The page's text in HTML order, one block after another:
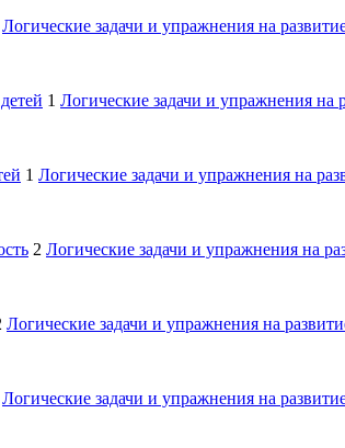
Логические задачи и упражнения на
1 Логические задачи и упражнения на
1 Логические задачи и упражнения на
2 Логические задачи и упражнения на
Логические задачи и упражнения на
Логические задачи и упражнения на